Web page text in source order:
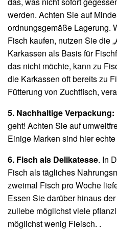
werden. Achten Sie auf
ordnungsgemäße Lagerung.
Fisch kaufen, nutzen Sie die
Karkassen als Basis für
das nicht möchte, kann zu
die Karkassen oft bereits zu
Fütterung von Zuchtfisch,
5. Nachhaltige Verpackung:
geht! Achten Sie auf
Einige Marken sind hier echte
6. Fisch als Delikatesse. In
Fisch als tägliches
zweimal Fisch pro Woche
Essen Sie darüber hinaus
zuliebe möglichst viele
möglichst wenig Fleisch. .